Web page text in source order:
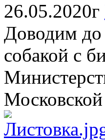
26.05.2020г
Доводим до
собакой с
Московской